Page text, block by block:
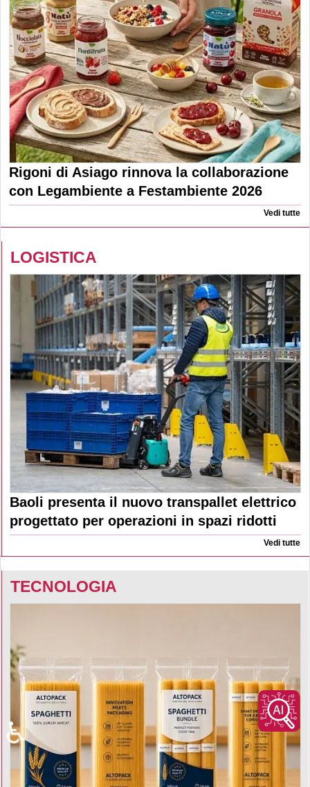
Rigoni di Asiago rinnova la collaborazione
con Legambiente a Festambiente 2026
Vedi tutte
LOGISTICA
Baoli presenta il nuovo transpallet elettrico
progettato per operazioni in spazi ridotti
Vedi tutte
TECNOLOGIA